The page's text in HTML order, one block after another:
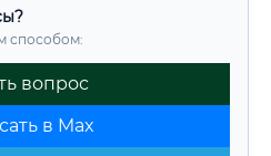
способом:
вопрос
в Max